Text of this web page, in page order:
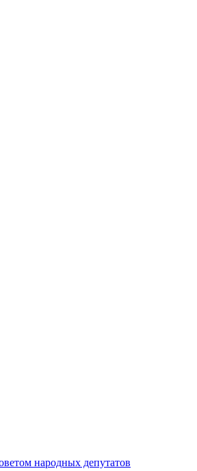
народных депутатов